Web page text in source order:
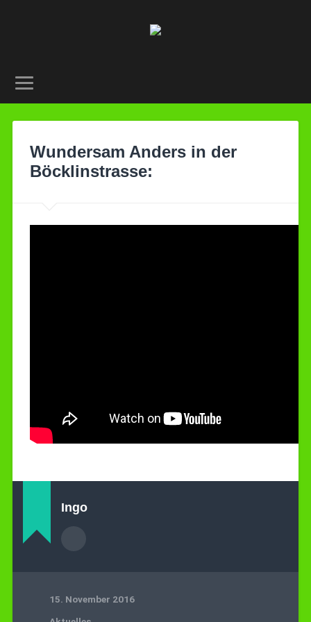
Wundersam Anders in der
Böcklinstrasse:
Ingo
15. November 2016